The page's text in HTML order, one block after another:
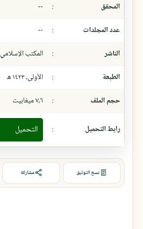
المحقق
:
--
عدد المجلدات
:
--
الناشر
:
المكتب الإسلامي
الطبعة
:
الأولى، ١٤٢٣ ھ
حجم الملف
: ٧،٦ ميغابيت
رابط التحميل : التحميل
نسخ التوثيق مشاركة